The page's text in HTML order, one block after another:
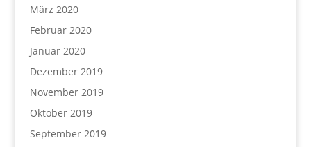
März 2020
Februar 2020
Januar 2020
Dezember 2019
November 2019
Oktober 2019
September 2019